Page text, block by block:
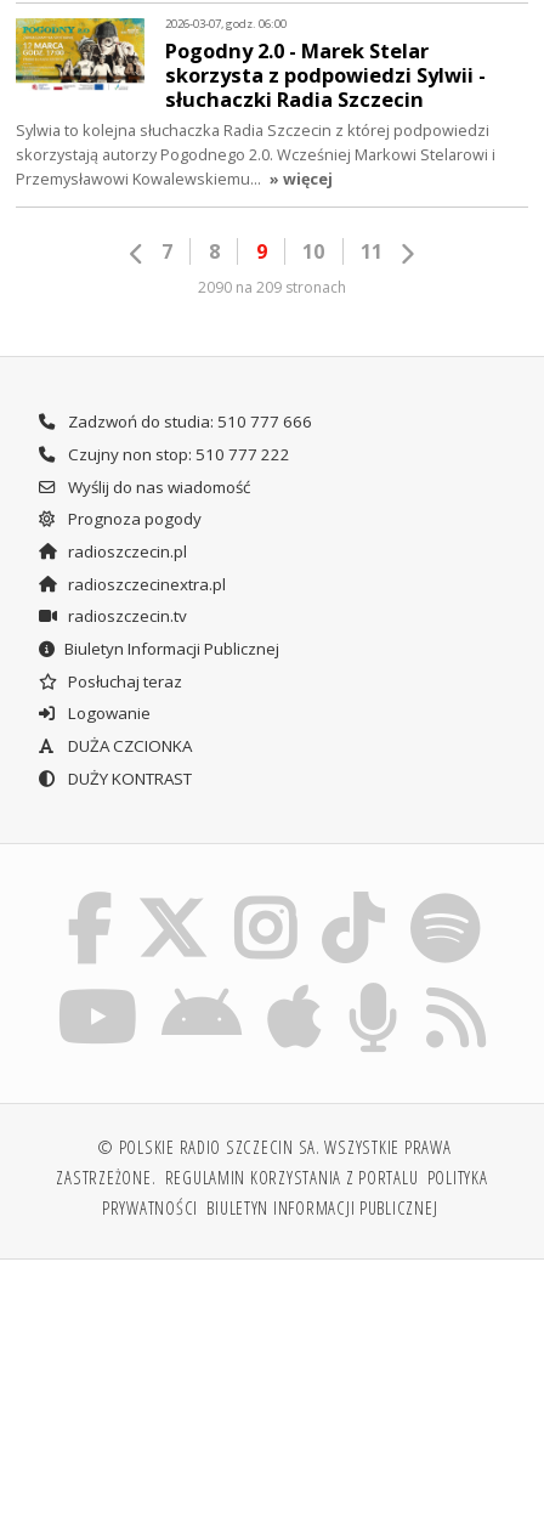
2026-03-07, godz. 06:00
Pogodny 2.0 - Marek Stelar
skorzysta z podpowiedzi Sylwii -
słuchaczki Radia Szczecin
Sylwia to kolejna słuchaczka Radia Szczecin z której podpowiedzi
skorzystają autorzy Pogodnego 2.0. Wcześniej Markowi Stelarowi i
Przemysławowi Kowalewskiemu… » więcej
7 8 9 10 11
2090 na 209 stronach
Zadzwoń do studia: 510 777 666
Czujny non stop: 510 777 222
Wyślij do nas wiadomość
Prognoza pogody
radioszczecin.pl
radioszczecinextra.pl
radioszczecin.tv
Biuletyn Informacji Publicznej
Posłuchaj teraz
Logowanie
DUŻA CZCIONKA
DUŻY KONTRAST
© POLSKIE RADIO SZCZECIN SA. WSZYSTKIE PRAWA
ZASTRZEŻONE. REGULAMIN KORZYSTANIA Z PORTALU POLITYKA
PRYWATNOŚCI BIULETYN INFORMACJI PUBLICZNEJ